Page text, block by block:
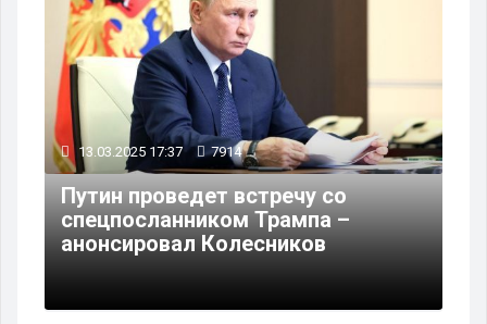
13.03.2025 17:37 7914
Путин проведет встречу со
спецпосланником Трампа –
анонсировал Колесников